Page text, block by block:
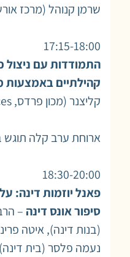
שרמן קנוהל (מרכז
17:15-18:00
התמודדות עם ניצול
קהילתיים באמצעות
קליצנר (מכון פרדס, Sacred Spaces)
ארוחת ערב קלה תוגש ב-
18:30-20:00
פאנל יוזמות דינה:
סיפור אונס דינה –
(בנות דינה), איטה
נעמה פלסר (בית